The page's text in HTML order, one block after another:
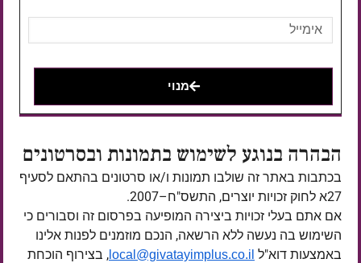
מנוי
הבהרה בנוגע לשימוש בתמונות ובסרטונים
בכתבות באתר זה שולבו תמונות ו/או סרטונים בהתאם לסעיף
27א לחוק זכויות יוצרים, התשס"ח–2007.
אם אתם בעלי זכויות ביצירה המופיעה בפרסום זה וסבורים כי
השימוש בה נעשה ללא הרשאה, הנכם מוזמנים לפנות אלינו
באמצעות דוא"ל local@givatayimplus.co.il , בצירוף הוכחת